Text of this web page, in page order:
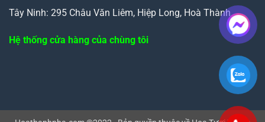
Tây Ninh: 295 Châu Văn Liêm, Hiệp Long, Hoà Thành
Hệ thống cửa hàng của chùng tôi